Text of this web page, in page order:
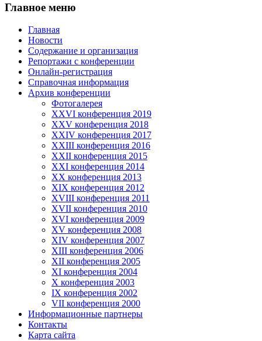
Главное меню
Главная
Новости
Содержание и организация
Репортажи с конференции
Онлайн-регистрация
Справочная информация
Архив конференции
Фотогалерея
XXVI конференция 2019
XXV конференция 2018
XXIV конференция 2017
XXIII конференция 2016
XXII конференция 2015
XXI конференция 2014
XX конференция 2013
XIX конференция 2012
XVIII конференция 2011
XVII конференция 2010
XVI конференция 2009
XV конференция 2008
XIV конференция 2007
XIII конференция 2006
XII конференция 2005
XI конференция 2004
X конференция 2003
IX конференция 2002
VII конференция 2000
Информационные партнеры
Контакты
Карта сайта